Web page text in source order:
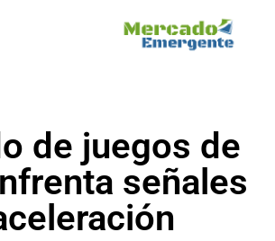
de juegos de
señales